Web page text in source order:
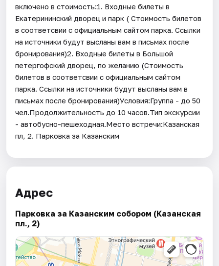
включено в стоимость:1. Входные билеты в
Екатерининский дворец и парк ( Стоимость билетов
в соответсвии с официальным сайтом парка. Ссылки
на источники будут высланы вам в письмах после
бронирования)2. Входные билеты в Большой
петергофский дворец, по желанию (Стоимость
билетов в соответсвии с официальным сайтом
парка. Ссылки на источники будут высланы вам в
письмах после бронирования)Условия:Группа - до 50
чел.Продолжительность до 10 часов.Тип экскурсии
- автобусно-пешеходная.Место встречи:Казанская
пл, 2. Парковка за Казанским
Адрес
Парковка за Казанским собором (Казанская
пл., 2)